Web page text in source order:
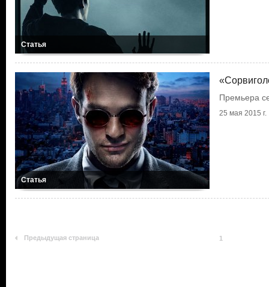
Статья
Статья
Премьера
25 мая 2015 г.
Предыдущая страница 1